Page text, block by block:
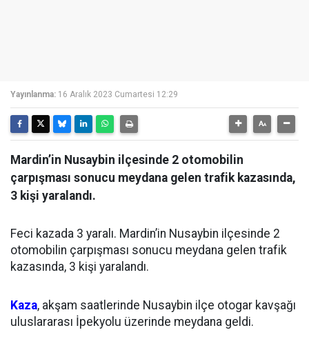
Yayınlanma: 16 Aralık 2023 Cumartesi 12:29
Mardin’in Nusaybin ilçesinde 2 otomobilin
çarpışması sonucu meydana gelen trafik kazasında,
3 kişi yaralandı.
Feci kazada 3 yaralı. Mardin’in Nusaybin ilçesinde 2
otomobilin çarpışması sonucu meydana gelen trafik
kazasında, 3 kişi yaralandı.
Kaza, akşam saatlerinde Nusaybin ilçe otogar kavşağı
uluslararası İpekyolu üzerinde meydana geldi.